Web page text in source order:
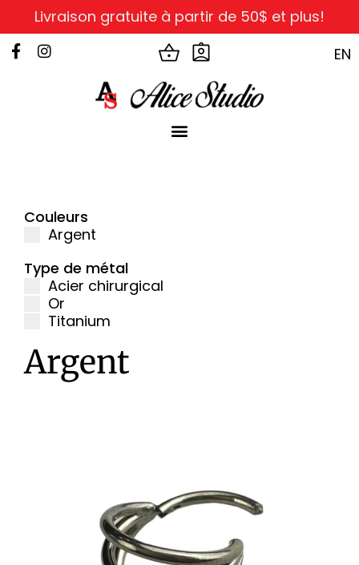
Livraison gratuite à partir de 50$ et plus!
EN
Couleurs
Argent
Type de métal
Acier chirurgical
Or
Titanium
Argent